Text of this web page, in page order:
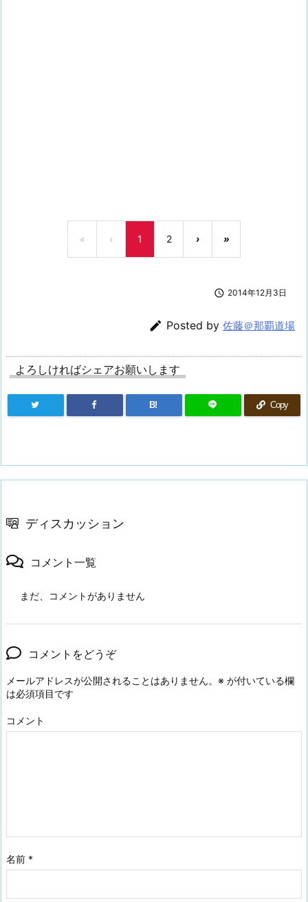
« ‹ 1 2 › »
 2014年12月3日
 Posted by 佐藤＠那覇道場
よろしければシェアお願いします
B! Copy
ディスカッション
コメント一覧
まだ、コメントがありません
コメントをどうぞ
メールアドレスが公開されることはありません。 ※ が付いている欄
は必須項目です
コメント
名前 *